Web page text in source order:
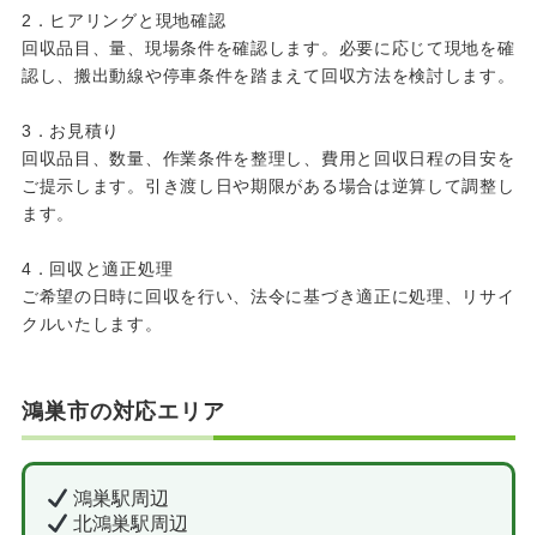
2．ヒアリングと現地確認
回収品目、量、現場条件を確認します。必要に応じて現地を確
認し、搬出動線や停車条件を踏まえて回収方法を検討します。
3．お見積り
回収品目、数量、作業条件を整理し、費用と回収日程の目安を
ご提示します。引き渡し日や期限がある場合は逆算して調整し
ます。
4．回収と適正処理
ご希望の日時に回収を行い、法令に基づき適正に処理、リサイ
クルいたします。
鴻巣市の対応エリア
鴻巣駅周辺
北鴻巣駅周辺